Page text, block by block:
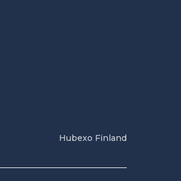
Hubexo Finland